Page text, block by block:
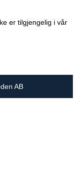
er tilgjengelig i vår
AB